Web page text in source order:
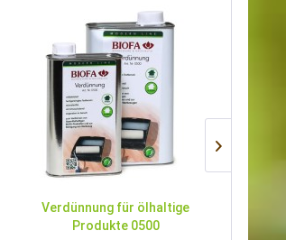
Verdünnung für ölhaltige
Produkte 0500